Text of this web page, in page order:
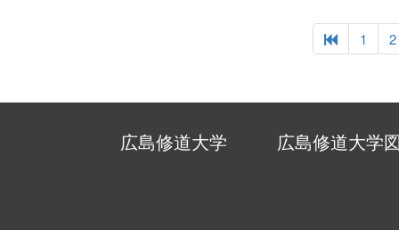
1 2
広島修道大学 広島修道大学